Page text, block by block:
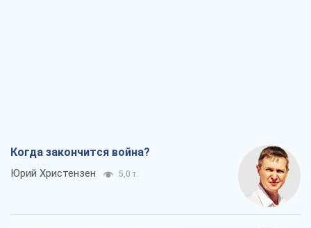
Когда закончится война?
Юрий Христензен 5,0 т.